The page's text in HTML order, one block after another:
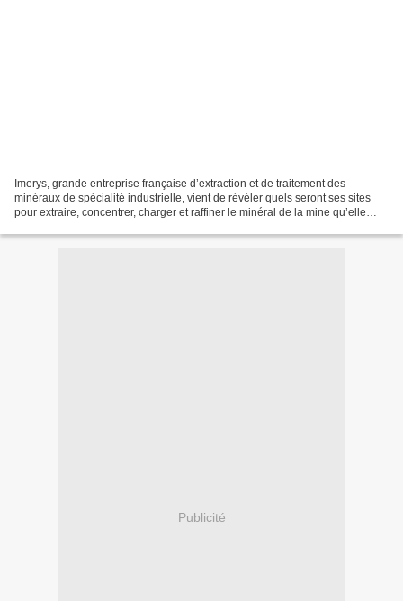
Imerys, grande entreprise française d’extraction et de traitement des
minéraux de spécialité industrielle, vient de révéler quels seront ses sites
pour extraire, concentrer, charger et raffiner le minéral de la mine qu’elle
Publicité